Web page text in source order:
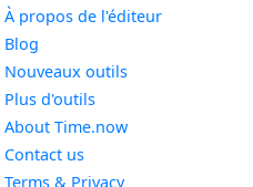
À propos de l'éditeur
Blog
Nouveaux outils
Plus d'outils
About Time.now
Contact us
Terms & Privacy